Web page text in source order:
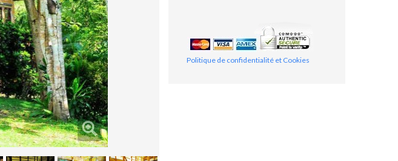
Politique de confidentialité et Cookies